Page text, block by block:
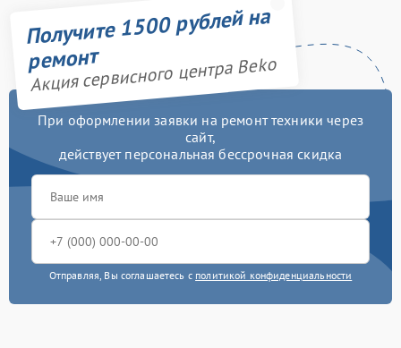
Получите 1500 рублей на
ремонт
Акция сервисного центра Beko
При оформлении заявки на ремонт техники через
сайт,
действует персональная бессрочная скидка
Отправляя, Вы соглашаетесь с политикой конфиденциальности